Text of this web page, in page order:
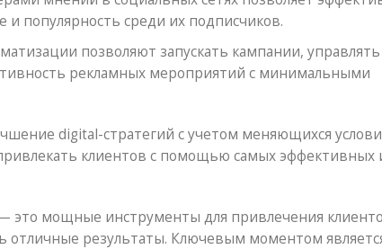
и популярность среди их подписчиков.
позволяют запускать кампании, управлять
рекламных мероприятий с минимальными
digital-стратегий с учетом меняющихся
клиентов с помощью самых эффективных
это мощные инструменты для привлечения
отличные результаты. Ключевым моментом